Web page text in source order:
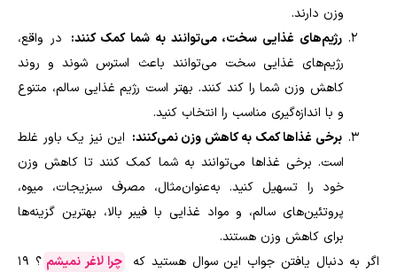
وزن دارند.
رژیم‌های غذایی سخت، می‌توانند به شما کمک کنند: در واقع،
رژیم‌های غذایی سخت می‌توانند باعث استرس شوند و روند
کاهش وزن شما را کند کنند. بهتر است رژیم غذایی سالم، متنوع
و با اندازه‌گیری مناسب را انتخاب کنید.
برخی غذاها کمک به کاهش وزن نمی‌کنند: این نیز یک باور غلط
است. برخی غذاها می‌توانند به شما کمک کنند تا کاهش وزن
خود را تسهیل کنید. به‌عنوان‌مثال، مصرف سبزیجات، میوه،
پروتئین‌های سالم، و مواد غذایی با فیبر بالا، بهترین گزینه‌ها
برای کاهش وزن هستند.
اگر به دنبال یافتن جواب این سوال هستید که
چرا لاغر نمیشم
؟ 19